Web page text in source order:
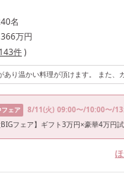
名
366万円
143件)
ェア 8/11(火) 09:00〜/10:00〜/13:00〜/